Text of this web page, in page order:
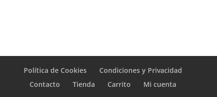
Política de Cookies
Condiciones y Privacidad
Contacto
Tienda Carrito Mi cuenta